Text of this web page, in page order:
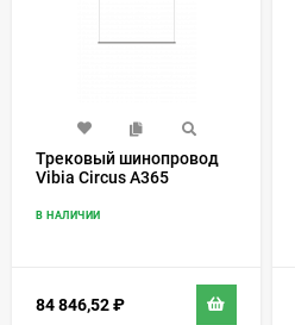
Трековый шинопровод
Vibia Circus A365
В НАЛИЧИИ
84 846,52₽